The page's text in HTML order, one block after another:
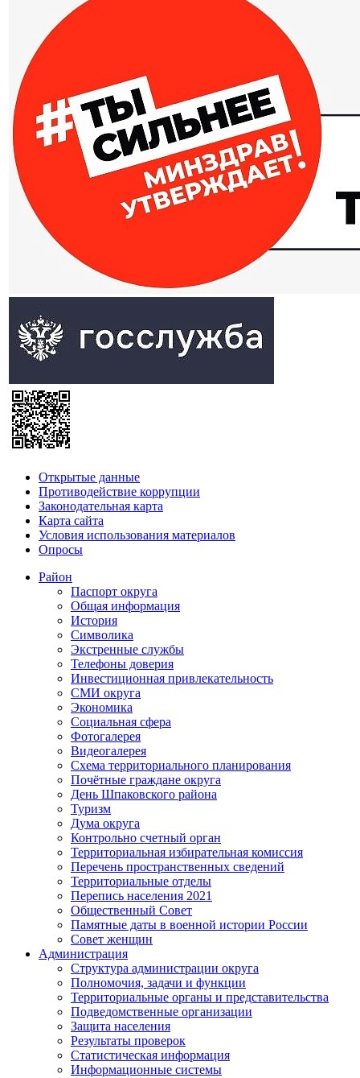
Открытые данные
Противодействие коррупции
Законодательная карта
Карта сайта
Условия использования материалов
Опросы
Район
Паспорт округа
Общая информация
История
Символика
Экстренные службы
Телефоны доверия
Инвестиционная привлекательность
СМИ округа
Экономика
Социальная сфера
Фотогалерея
Видеогалерея
Схема территориального планирования
Почётные граждане округа
День Шпаковского района
Туризм
Дума округа
Контрольно счетный орган
Территориальная избирательная комиссия
Перечень пространственных сведений
Территориальные отделы
Перепись населения 2021
Общественный Совет
Памятные даты в военной истории России
Совет женщин
Администрация
Структура администрации округа
Полномочия, задачи и функции
Территориальные органы и представительства
Подведомственные организации
Защита населения
Результаты проверок
Статистическая информация
Информационные системы